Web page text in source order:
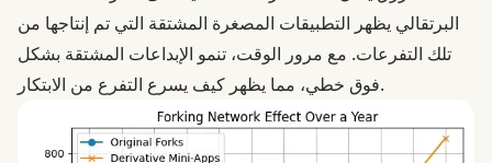
البرتقالي يظهر التطبيقات المصغرة المشتقة التي تم إنتاجها من
تلك التفرعات. مع مرور الوقت، تنمو الإبداعات المشتقة بشكل
فوق خطي، مما يظهر كيف يسرع التفرع من الابتكار.